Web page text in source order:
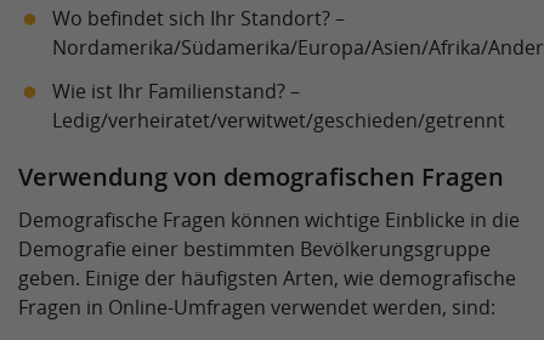
Wo befindet sich Ihr Standort? –
Nordamerika/Südamerika/Europa/Asien/Afrika/
Wie ist Ihr Familienstand? –
Ledig/verheiratet/verwitwet/geschieden/getrennt
Verwendung von demografischen Fragen
Demografische Fragen können wichtige Einblicke in die
Demografie einer bestimmten Bevölkerungsgruppe
geben. Einige der häufigsten Arten, wie demografische
Fragen in Online-Umfragen verwendet werden, sind: